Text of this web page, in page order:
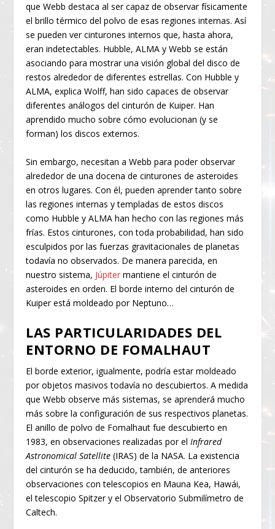
que Webb destaca al ser capaz de observar físicamente
el brillo térmico del polvo de esas regiones internas. Así
se pueden ver cinturones internos que, hasta ahora,
eran indetectables. Hubble, ALMA y Webb se están
asociando para mostrar una visión global del disco de
restos alrededor de diferentes estrellas. Con Hubble y
ALMA, explica Wolff, han sido capaces de observar
diferentes análogos del cinturón de Kuiper. Han
aprendido mucho sobre cómo evolucionan (y se
forman) los discos externos.
Sin embargo, necesitan a Webb para poder observar
alrededor de una docena de cinturones de asteroides
en otros lugares. Con él, pueden aprender tanto sobre
las regiones internas y templadas de estos discos
como Hubble y ALMA han hecho con las regiones más
frías. Estos cinturones, con toda probabilidad, han sido
esculpidos por las fuerzas gravitacionales de planetas
todavía no observados. De manera parecida, en
nuestro sistema, Júpiter mantiene el cinturón de
asteroides en orden. El borde interno del cinturón de
Kuiper está moldeado por Neptuno…
LAS PARTICULARIDADES DEL
ENTORNO DE FOMALHAUT
El borde exterior, igualmente, podría estar moldeado
por objetos masivos todavía no descubiertos. A medida
que Webb observe más sistemas, se aprenderá mucho
más sobre la configuración de sus respectivos planetas.
El anillo de polvo de Fomalhaut fue descubierto en
1983, en observaciones realizadas por elInfrared
Astronomical Satellite(IRAS) de la NASA. La existencia
del cinturón se ha deducido, también, de anteriores
observaciones con telescopios en Mauna Kea, Hawái,
el telescopio Spitzer y el Observatorio Submilímetro de
Caltech.